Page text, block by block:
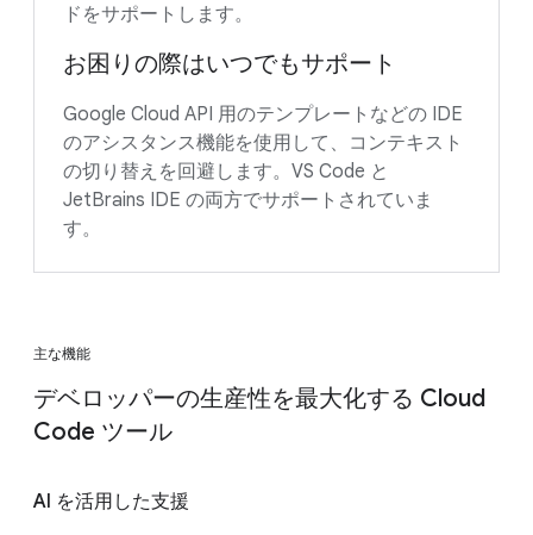
ドをサポートします。
お困りの際はいつでもサポート
Google Cloud API 用のテンプレートなどの IDE
のアシスタンス機能を使用して、コンテキスト
の切り替えを回避します。VS Code と
JetBrains IDE の両方でサポートされていま
す。
主な機能
デベロッパーの生産性を最大化する Cloud
Code ツール
AI を活用した支援